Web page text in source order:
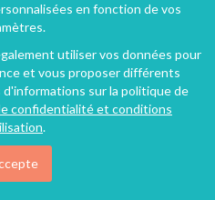
Chinian
Roussillon, Occitanie, France
32 personnes
en fonction de vos
utiliser vos données pour
et vous proposer différents
sur la politique de
confidentialité et conditions
.